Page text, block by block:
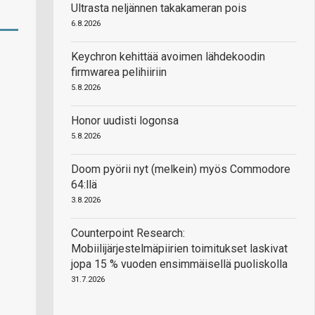
Ultrasta neljännen takakameran pois
6.8.2026
Keychron kehittää avoimen lähdekoodin
firmwarea pelihiiriin
5.8.2026
Honor uudisti logonsa
5.8.2026
Doom pyörii nyt (melkein) myös Commodore
64:llä
3.8.2026
Counterpoint Research:
Mobiilijärjestelmäpiirien toimitukset laskivat
jopa 15 % vuoden ensimmäisellä puoliskolla
31.7.2026